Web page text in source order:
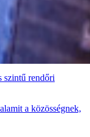
szintű rendőri
a közösségnek,